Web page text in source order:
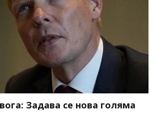
Задава се нова голяма